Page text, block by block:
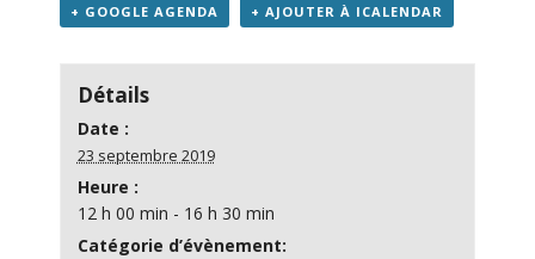
+ GOOGLE AGENDA + AJOUTER À ICALENDAR
Détails
Date :
23 septembre 2019
Heure :
12 h 00 min - 16 h 30 min
Catégorie d’évènement: